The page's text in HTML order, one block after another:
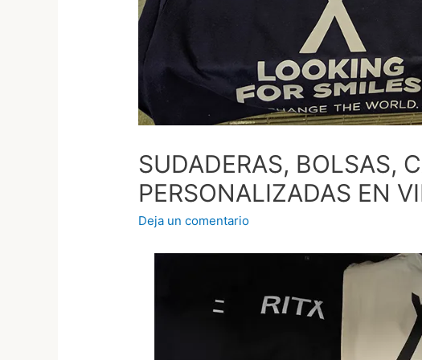
SUDADERAS, BOLSAS,
PERSONALIZADAS EN
Deja un comentario